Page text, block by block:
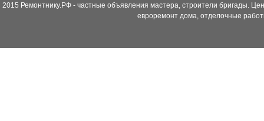
2015 Ремонтнику.РФ - частные объявления мастера, строители бригады.
евроремонт дома, отделочные